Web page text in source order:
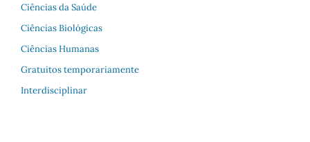
Ciências da Saúde
Ciências Biológicas
Ciências Humanas
Gratuitos temporariamente
Interdisciplinar